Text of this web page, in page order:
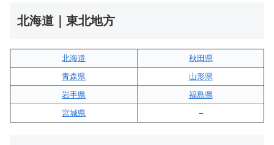
北海道｜東北地方
北海道
秋田県
青森県
山形県
岩手県
福島県
宮城県
–